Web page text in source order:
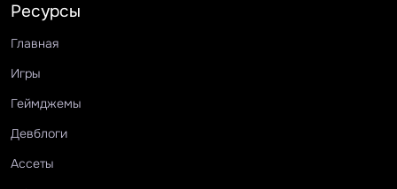
Ресурсы
Главная
Игры
Геймджемы
Девблоги
Ассеты